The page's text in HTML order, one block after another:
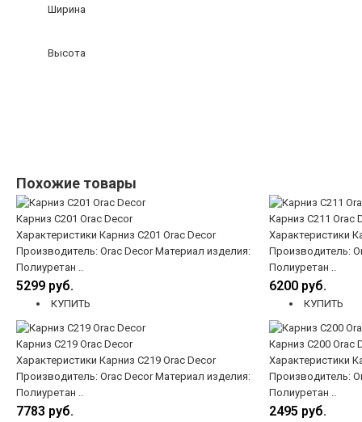
Ширина
Высота
Похожие товары
Карниз C201 Orac Decor
Характеристики Карниз C201 Orac Decor
Производитель: Orac Decor Материал изделия:
Полиуретан ..
5299 руб.
КУПИТЬ
Карниз C211 Orac
Характеристики
Производитель:
Полиуретан ..
6200 руб.
КУПИТЬ
Карниз C219 Orac Decor
Характеристики Карниз C219 Orac Decor
Производитель: Orac Decor Материал изделия:
Полиуретан ..
7783 руб.
Карниз C200 Orac
Характеристики
Производитель:
Полиуретан ..
2495 руб.